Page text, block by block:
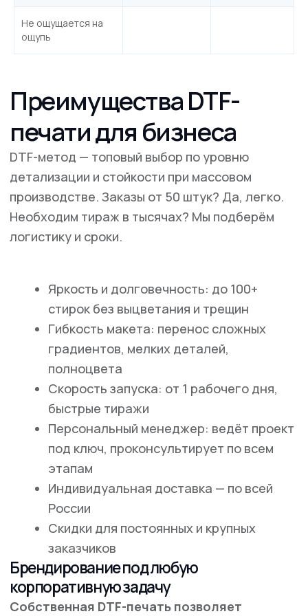
Не ощущается на
ощупь
Почему выбирают нас
Мы предлагаем множество идей для
Персонажи из любимых
мультфильмов:Напечатайте
изображение любимого героя вашего
ребенка.
Уникальные надписи:
фразы и слоганы, отражающие характер
вашего малыша.
Семейная тематика: Футболки,
например, с одинаковыми принтами для
детей, занимающихся спортом или
творчеством, футболки с логотипами
могут стать отличной частью формы.
Все способы печати
в типографии
"Клякса"
Прямая печать DTG
на текстиле
DTF-печать
на текстиле